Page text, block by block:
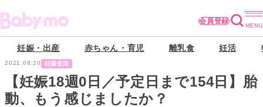
会員登録
妊娠・出産 赤ちゃん・育児 離乳食 妊活
2021.08.20 妊娠生活
【妊娠18週0日／予定日まで154日】胎
動、もう感じましたか？